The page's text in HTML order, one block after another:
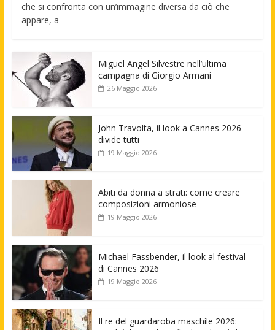
che si confronta con un’immagine diversa da ciò che
appare, a
Miguel Angel Silvestre nell’ultima
campagna di Giorgio Armani
26 Maggio 2026
John Travolta, il look a Cannes 2026
divide tutti
19 Maggio 2026
Abiti da donna a strati: come creare
composizioni armoniose
19 Maggio 2026
Michael Fassbender, il look al festival
di Cannes 2026
19 Maggio 2026
Il re del guardaroba maschile 2026: